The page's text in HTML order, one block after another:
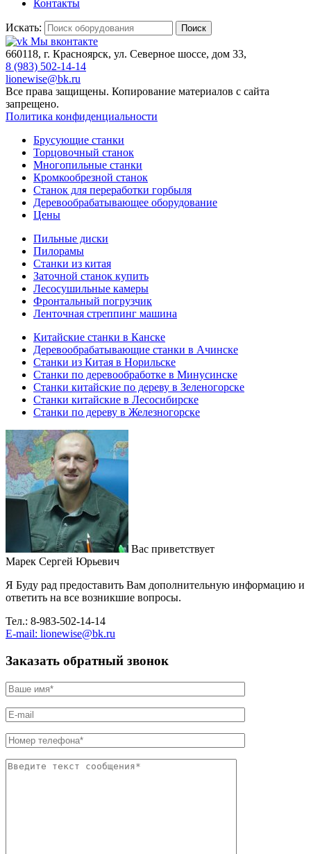
Контакты
Искать: Поиск
Мы вконтакте
660118, г. Красноярск, ул. Северное шоссе, дом 33,
8 (983) 502-14-14
lionewise@bk.ru
Все права защищены. Копирование материалов с сайта
запрещено.
Политика конфиденциальности
Брусующие станки
Торцовочный станок
Многопильные станки
Кромкообрезной станок
Станок для переработки горбыля
Деревообрабатывающее оборудование
Цены
Пильные диски
Пилорамы
Станки из китая
Заточной станок купить
Лесосушильные камеры
Фронтальный погрузчик
Ленточная стреппинг машина
Китайские станки в Канске
Деревообрабатывающие станки в Ачинске
Станки из Китая в Норильске
Станки по деревообработке в Минусинске
Станки китайские по дереву в Зеленогорске
Станки китайские в Лесосибирске
Станки по дереву в Железногорске
Вас приветствует
Марек Сергей Юрьевич
Я Буду рад предоставить Вам дополнительную информацию и
ответить на все возникшие вопросы.
Тел.: 8-983-502-14-14
E-mail: lionewise@bk.ru
Заказать обратный звонок